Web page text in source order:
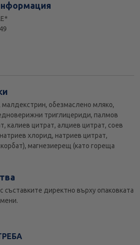
малдекстрин, обезмаслено мляко,
триглицериди, палмов
калиев цитрат, алциев цитрат, соев
хлорид, натриев цитрат,
магнезиерещ (като гореща
съставките директно върху опаковката